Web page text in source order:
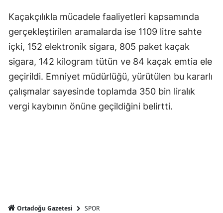
Kayseri
Kırklareli
Kırşehir
Kocaeli
Konya
Kaçakçılıkla mücadele faaliyetleri kapsamında
gerçekleştirilen aramalarda ise 1109 litre sahte
içki, 152 elektronik sigara, 805 paket kaçak
sigara, 142 kilogram tütün ve 84 kaçak emtia ele
geçirildi. Emniyet müdürlüğü, yürütülen bu kararlı
çalışmalar sayesinde toplamda 350 bin liralık
vergi kaybının önüne geçildiğini belirtti.
Ortadoğu Gazetesi SPOR